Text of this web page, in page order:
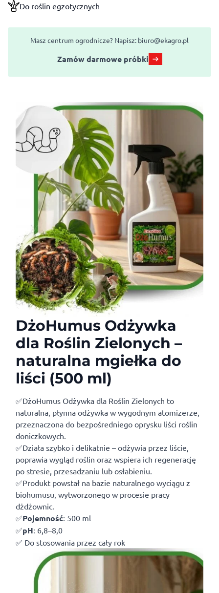
Do roślin egzotycznych
Masz centrum ogrodnicze? Napisz: biuro@ekagro.pl
Zamów darmowe próbki
DżoHumus Odżywka
dla Roślin Zielonych –
naturalna mgiełka do
liści (500 ml)
✅DżoHumus Odżywka dla Roślin Zielonych to
naturalna, płynna odżywka w wygodnym atomizerze,
przeznaczona do bezpośredniego oprysku liści roślin
doniczkowych.
✅Działa szybko i delikatnie – odżywia przez liście,
poprawia wygląd roślin oraz wspiera ich regenerację
po stresie, przesadzaniu lub osłabieniu.
✅Produkt powstał na bazie naturalnego wyciągu z
biohumusu, wytworzonego w procesie pracy
dżdżownic.
✅Pojemność: 500 ml
✅pH: 6,8–8,0
✅ Do stosowania przez cały rok